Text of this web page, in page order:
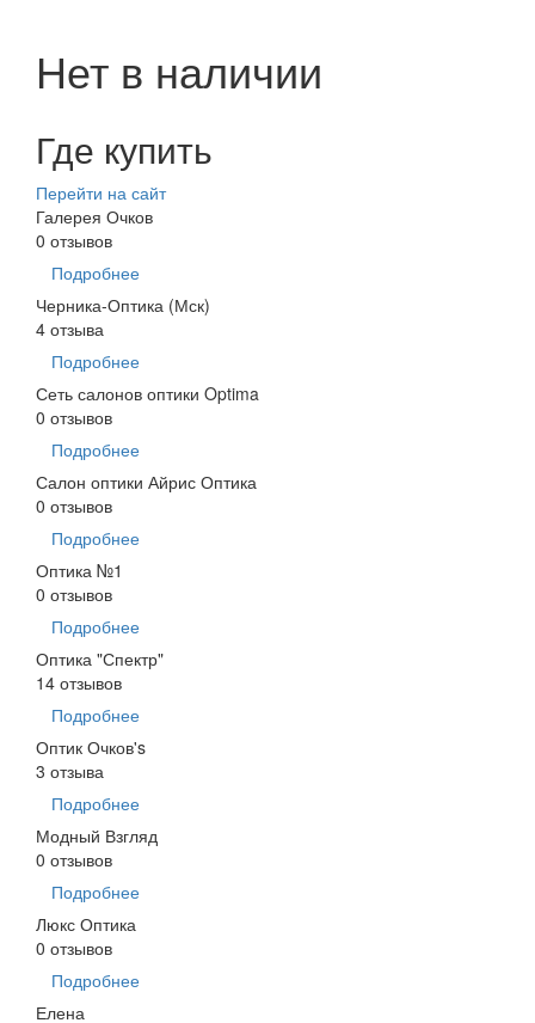
Нет в наличии
Где купить
Перейти на сайт
Галерея Очков
0 отзывов
Подробнее
Черника-Оптика (Мск)
4 отзыва
Подробнее
Сеть салонов оптики Optima
0 отзывов
Подробнее
Салон оптики Айрис Оптика
0 отзывов
Подробнее
Оптика №1
0 отзывов
Подробнее
Оптика "Спектр"
14 отзывов
Подробнее
Оптик Очков's
3 отзыва
Подробнее
Модный Взгляд
0 отзывов
Подробнее
Люкс Оптика
0 отзывов
Подробнее
Елена